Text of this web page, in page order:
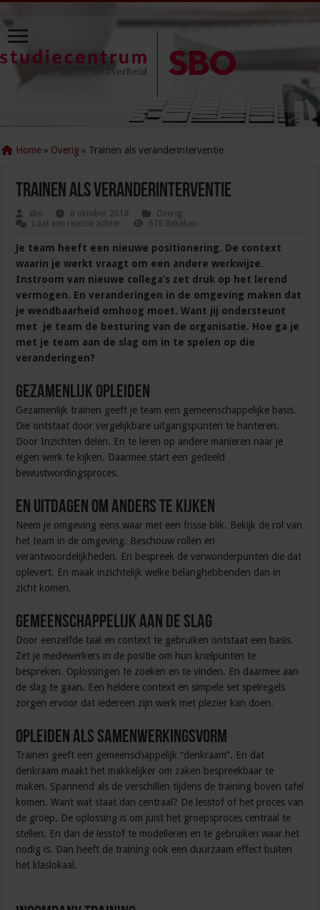
Home » Overig » Trainen als veranderinterventie
Trainen als veranderinterventie
sbo 8 oktober 2018
Overig
Laat een reactie achter
676 Bekeken
Je team heeft een nieuwe positionering. De context
waarin je werkt vraagt om een andere werkwijze.
Instroom van nieuwe collega’s zet druk op het lerend
vermogen. En veranderingen in de omgeving maken dat
je wendbaarheid omhoog moet. Want jij ondersteunt
met je team de besturing van de organisatie. Hoe ga je
met je team aan de slag om in te spelen op die
veranderingen?
Gezamenlijk opleiden
Gezamenlijk trainen geeft je team een gemeenschappelijke basis.
Die ontstaat door vergelijkbare uitgangspunten te hanteren.
Door Inzichten delen. En te leren op andere manieren naar je
eigen werk te kijken. Daarmee start een gedeeld
bewustwordingsproces.
En uitdagen om anders te kijken
Neem je omgeving eens waar met een frisse blik. Bekijk de rol van
het team in de omgeving. Beschouw rollen en
verantwoordelijkheden. En bespreek de verwonderpunten die dat
oplevert. En maak inzichtelijk welke belanghebbenden dan in
zicht komen.
Gemeenschappelijk aan de slag
Door eenzelfde taal en context te gebruiken ontstaat een basis.
Zet je medewerkers in de positie om hun knelpunten te
bespreken. Oplossingen te zoeken en te vinden. En daarmee aan
de slag te gaan. Een heldere context en simpele set spelregels
zorgen ervoor dat iedereen zijn werk met plezier kan doen.
Opleiden als samenwerkingsvorm
Trainen geeft een gemeenschappelijk “denkraam”. En dat
denkraam maakt het makkelijker om zaken bespreekbaar te
maken. Spannend als de verschillen tijdens de training boven tafel
komen. Want wat staat dan centraal? De lesstof of het proces van
de groep. De oplossing is om juist het groepsproces centraal te
stellen. En dan de lesstof te modelleren en te gebruiken waar het
nodig is. Dan heeft de training ook een duurzaam effect buiten
het klaslokaal.